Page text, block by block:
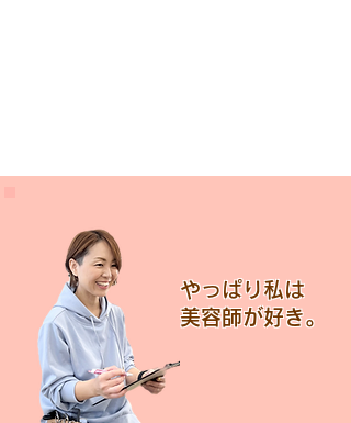
やっぱり私は
​美容師が好き。